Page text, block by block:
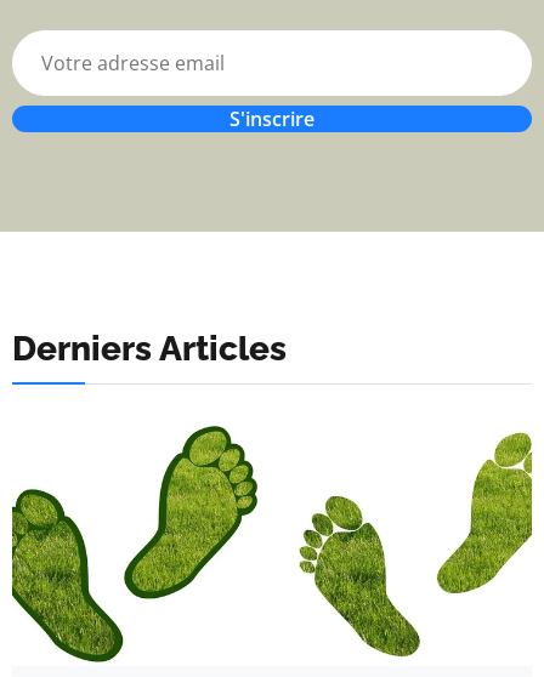
S'inscrire
Derniers Articles